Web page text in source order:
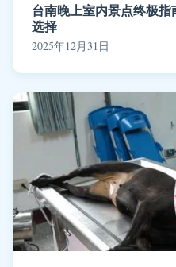
台南晚上室内景点终极
选择
2025年12月31日